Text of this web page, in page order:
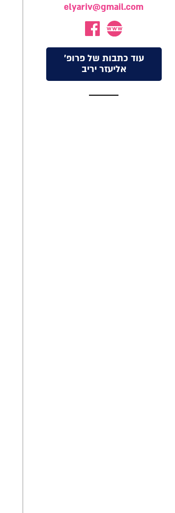
elyariv@gmail.com
עוד כתבות של פרופ'
אליעזר יריב